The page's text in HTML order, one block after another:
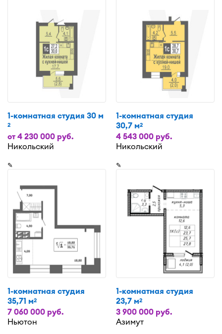
1-комнатная студия 30 м
2
от 4 230 000 руб.
Никольский
1-комнатная студия
30,7 м2
4 543 000 руб.
Никольский
✎
1-комнатная студия
35,71 м2
7 060 000 руб.
Ньютон
✎
1-комнатная студия
23,7 м2
3 900 000 руб.
Азимут